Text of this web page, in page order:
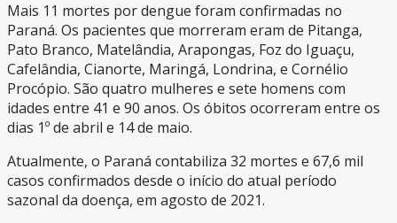
Mais 11 mortes por dengue foram confirmadas no
Paraná. Os pacientes que morreram eram de Pitanga,
Pato Branco, Matelândia, Arapongas, Foz do Iguaçu,
Cafelândia, Cianorte, Maringá, Londrina, e Cornélio
Procópio. São quatro mulheres e sete homens com
idades entre 41 e 90 anos. Os óbitos ocorreram entre os
dias 1º de abril e 14 de maio.
Atualmente, o Paraná contabiliza 32 mortes e 67,6 mil
casos confirmados desde o início do atual período
sazonal da doença, em agosto de 2021.